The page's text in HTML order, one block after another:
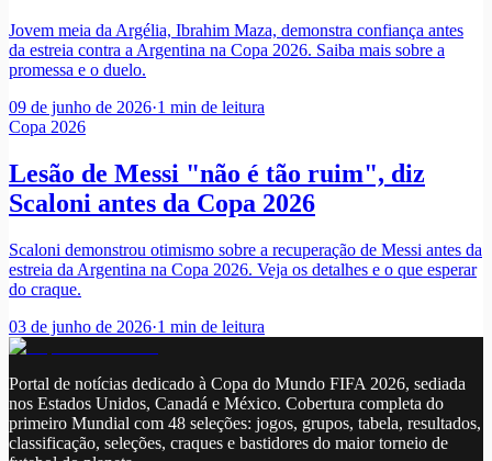
Jovem meia da Argélia, Ibrahim Maza, demonstra confiança antes
da estreia contra a Argentina na Copa 2026. Saiba mais sobre a
promessa e o duelo.
09 de junho de 2026·1 min de leitura
Copa 2026
Lesão de Messi "não é tão ruim", diz
Scaloni antes da Copa 2026
Scaloni demonstrou otimismo sobre a recuperação de Messi antes da
estreia da Argentina na Copa 2026. Veja os detalhes e o que esperar
do craque.
03 de junho de 2026·1 min de leitura
Portal de notícias dedicado à Copa do Mundo FIFA 2026, sediada
nos Estados Unidos, Canadá e México. Cobertura completa do
primeiro Mundial com 48 seleções: jogos, grupos, tabela, resultados,
classificação, seleções, craques e bastidores do maior torneio de